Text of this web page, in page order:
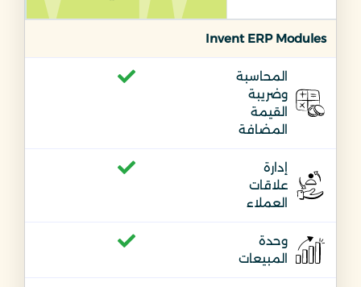
Invent ERP Modules
المحاسبة
وضريبة
القيمة
المضافة
إدارة
علاقات
العملاء
وحدة
المبيعات